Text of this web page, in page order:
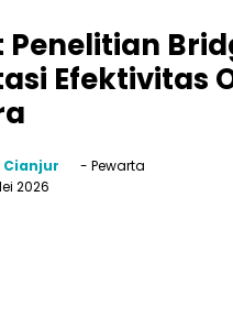
Penelitian
Efektivitas
Cianjur
- Pewarta
2026